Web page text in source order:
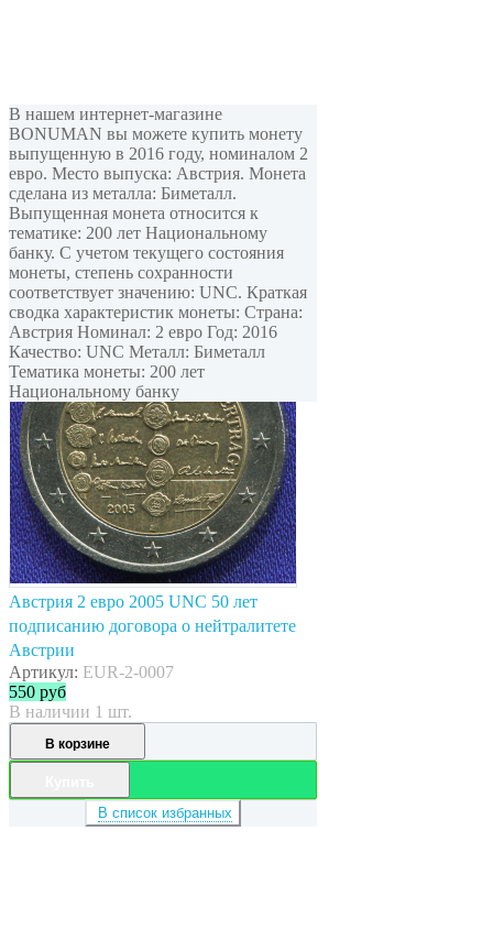
В нашем интернет-магазине
BONUMAN вы можете купить монету
выпущенную в 2016 году, номиналом 2
евро. Место выпуска: Австрия. Монета
сделана из металла: Биметалл.
Выпущенная монета относится к
тематике: 200 лет Национальному
банку. С учетом текущего состояния
монеты, степень сохранности
соответствует значению: UNC. Краткая
сводка характеристик монеты: Страна:
Австрия Номинал: 2 евро Год: 2016
Качество: UNC Металл: Биметалл
Тематика монеты: 200 лет
Национальному банку
Австрия 2 евро 2005 UNC 50 лет
подписанию договора о нейтралитете
Австрии
Артикул: EUR-2-0007
550 руб
В наличии 1 шт.
В корзине
В список избранных